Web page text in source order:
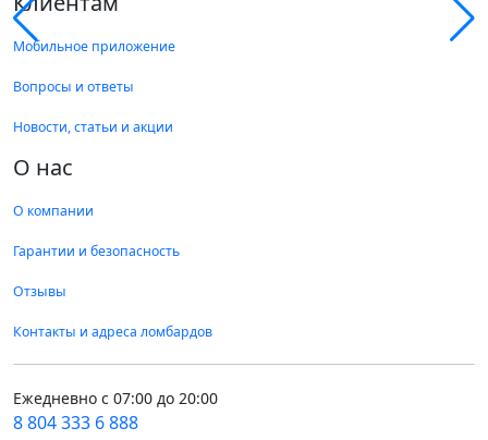
Мобильное приложение
Вопросы и ответы
Новости, статьи и акции
О нас
О компании
Гарантии и безопасность
Отзывы
Контакты и адреса ломбардов
Ежедневно с 07:00 до 20:00
8 804 333 6 888